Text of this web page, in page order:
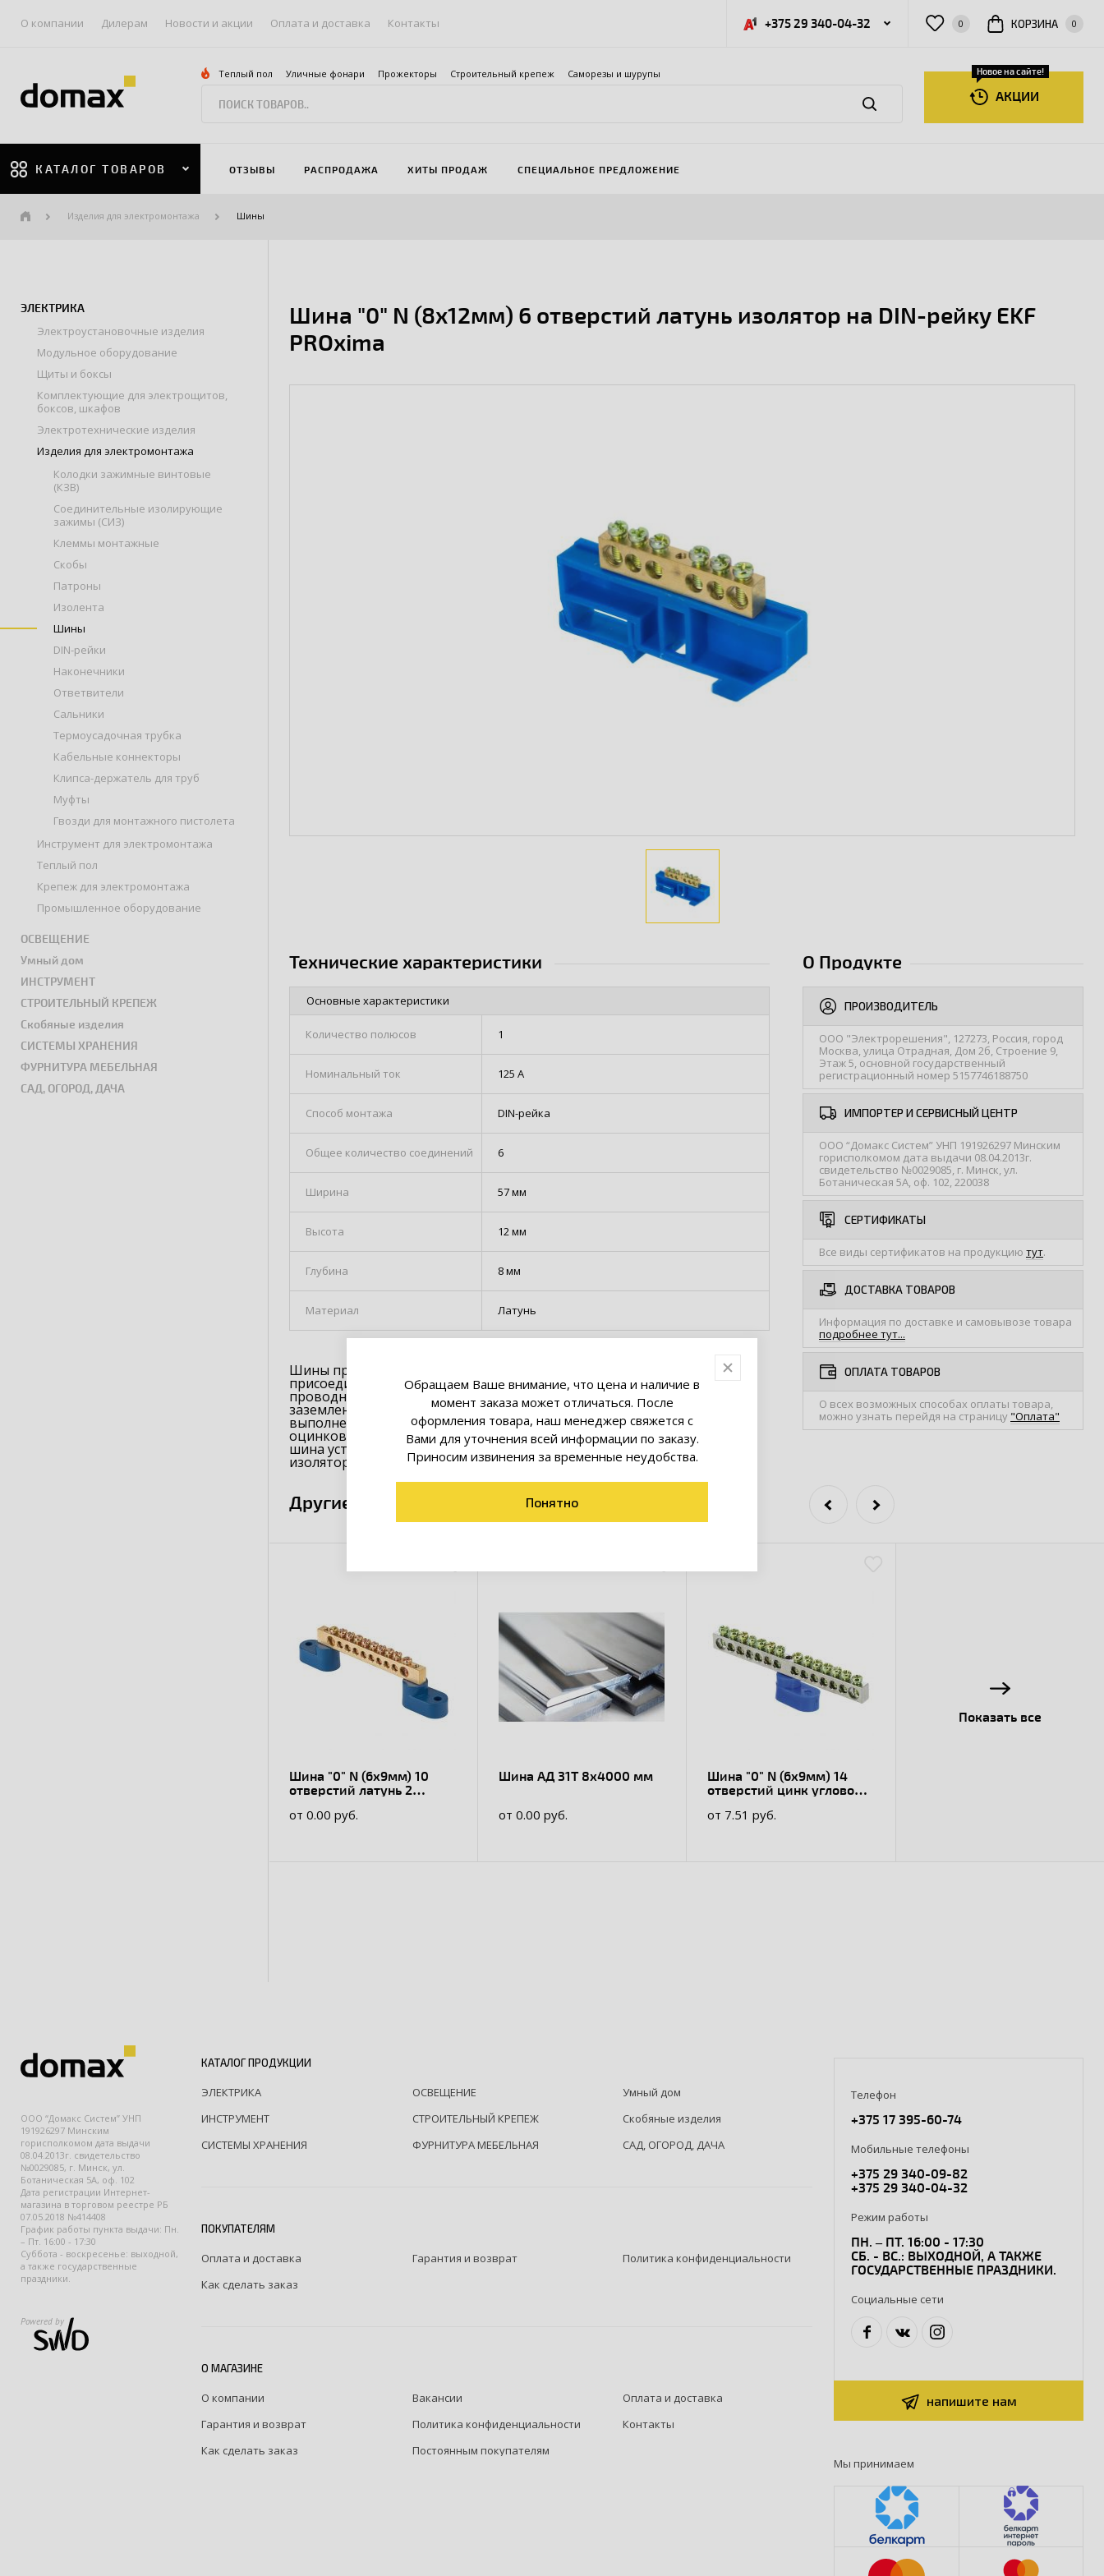
О компании Дилерам Новости и акции Оплата и доставка Контакты +375 29 340-04-32 0 КОРЗИНА 0
Теплый пол Уличные фонари Прожекторы Строительный крепеж Саморезы и шурупы
АКЦИИ
Новое на сайте!
КАТАЛОГ ТОВАРОВ ОТЗЫВЫ РАСПРОДАЖА ХИТЫ ПРОДАЖ СПЕЦИАЛЬНОЕ ПРЕДЛОЖЕНИЕ
Изделия для электромонтажа Шины
ЭЛЕКТРИКА
Электроустановочные изделия
Модульное оборудование
Щиты и боксы
Комплектующие для электрощитов,
боксов, шкафов
Электротехнические изделия
Изделия для электромонтажа
Колодки зажимные винтовые
(КЗВ)
Соединительные изолирующие
зажимы (СИЗ)
Клеммы монтажные
Скобы
Патроны
Изолента
Шины
DIN-рейки
Наконечники
Ответвители
Сальники
Термоусадочная трубка
Кабельные коннекторы
Клипса-держатель для труб
Муфты
Гвозди для монтажного пистолета
Инструмент для электромонтажа
Теплый пол
Крепеж для электромонтажа
Промышленное оборудование
ОСВЕЩЕНИЕ
Умный дом
ИНСТРУМЕНТ
СТРОИТЕЛЬНЫЙ КРЕПЕЖ
Скобяные изделия
СИСТЕМЫ ХРАНЕНИЯ
ФУРНИТУРА МЕБЕЛЬНАЯ
САД, ОГОРОД, ДАЧА
Шина "0" N (8х12мм) 6 отверстий латунь изолятор на DIN-рейку EKF
PROxima
Технические характеристики
Основные характеристики
Количество полюсов 1
Номинальный ток 125 А
Способ монтажа DIN-рейка
Общее количество соединений 6
Ширина 57 мм
Высота 12 мм
Глубина 8 мм
Материал Латунь
Шины предназначены для
присоединения нулевых
проводников (шина N) и
заземления (шина PE). Шины
выполнены из латуни и
оцинкованной латуни. Нулевая
шина устанавливается на
изоляторе.
О Продукте
ПРОИЗВОДИТЕЛЬ
ООО "Электрорешения", 127273, Россия, город
Москва, улица Отрадная, Дом 2б, Строение 9,
Этаж 5, основной государственный
регистрационный номер 5157746188750
ИМПОРТЕР И СЕРВИСНЫЙ ЦЕНТР
ООО “Домакс Систем” УНП 191926297 Минским
горисполкомом дата выдачи 08.04.2013г.
свидетельство №0029085, г. Минск, ул.
Ботаническая 5А, оф. 102, 220038
СЕРТИФИКАТЫ
Все виды сертификатов на продукцию тут.
ДОСТАВКА ТОВАРОВ
Информация по доставке и самовывозе товара
подробнее тут...
ОПЛАТА ТОВАРОВ
О всех возможных способах оплаты товара,
можно узнать перейдя на страницу "Оплата"
Другие товары коллекции
Шина "0" N (6х9мм) 10
отверстий латунь 2
от 0.00 руб.
Шина АД 31Т 8х4000 мм
от 0.00 руб.
Шина "0" N (6x9мм) 14
отверстий цинк угловой
от 7.51 руб.
Показать все
ООО “Домакс Систем” УНП
191926297 Минским
горисполкомом дата выдачи
08.04.2013г. свидетельство
№0029085, г. Минск, ул.
Ботаническая 5А, оф. 102
Дата регистрации Интернет-
магазина в торговом реестре РБ
07.05.2018 №414408
График работы пункта выдачи: Пн.
– Пт. 16:00 - 17:30
Суббота - воскресенье: выходной,
а также государственные
праздники.
Powered by
КАТАЛОГ ПРОДУКЦИИ
ЭЛЕКТРИКА ОСВЕЩЕНИЕ
Умный дом
ИНСТРУМЕНТ
СТРОИТЕЛЬНЫЙ КРЕПЕЖ
Скобяные изделия
СИСТЕМЫ ХРАНЕНИЯ
ФУРНИТУРА МЕБЕЛЬНАЯ САД, ОГОРОД, ДАЧА
ПОКУПАТЕЛЯМ
Оплата и доставка Гарантия и возврат
Политика конфиденциальности
Как сделать заказ
О МАГАЗИНЕ
О компании Вакансии
Оплата и доставка
Гарантия и возврат
Политика конфиденциальности
Контакты
Как сделать заказ
Постоянным покупателям
Телефон
+375 17 395-60-74
Мобильные телефоны
+375 29 340-09-82
+375 29 340-04-32
Режим работы
ПН. – ПТ. 16:00 - 17:30
СБ. - ВС.: ВЫХОДНОЙ, А ТАКЖЕ
ГОСУДАРСТВЕННЫЕ ПРАЗДНИКИ.
Социальные сети
напишите нам
Мы принимаем
Обращаем Ваше внимание, что цена и наличие в
момент заказа может отличаться. После
оформления товара, наш менеджер свяжется с
Вами для уточнения всей информации по заказу.
Приносим извинения за временные неудобства.
Понятно